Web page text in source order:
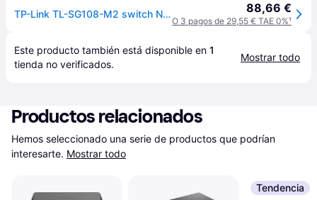
TP-Link TL-SG108-M2 switch No administrado 2.5G Ethernet TL-SG108-M2 88,66 €
O 3 pagos de 29,55 € TAE 0%¹
Este producto también está disponible en 1
tienda no verificados.
Mostrar todo
Productos relacionados
Hemos seleccionado una serie de productos que podrían
interesarte. Mostrar todo
Tendencia